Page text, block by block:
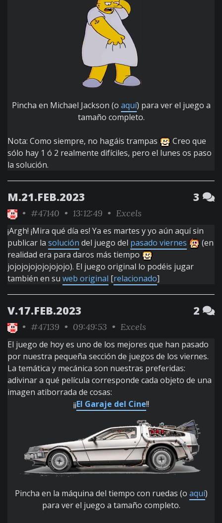
Pincha en Michael Jackson (o aquí) para ver el juego a
tamaño completo.
Nota: Como siempre, no hagáis trampas
Creo que
sólo hay 1 ó 2 realmente difíciles, pero el lunes os paso
la solución.
M.21.FEB.2023 3
• #47140 • 13:12:49 • Excels
¡Argh! ¡Mira qué día es! Ya es martes y yo aún aquí sin
publicar la solución del juego del pasado viernes
(en
realidad era para daros más tiempo
jojojojojojojojojo). El juego original lo podéis jugar
también en su web original [relacionado]
V.17.FEB.2023 2
• #47139 • 09:49:53 • Excels
El juego de hoy es uno de los mejores que han pasado
por nuestra pequeña sección de juegos de los viernes.
La temática y mecánica son nuestras preferidas:
adivinar a qué película corresponde cada objeto de una
imagen atiborrada de cosas:
¡¡El Garaje del Cine!!
Pincha en la máquina del tiempo con ruedas (o aquí)
para ver el juego a tamaño completo.